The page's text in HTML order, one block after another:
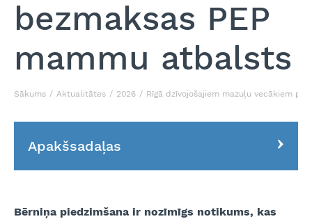
bezmaksas PEP
mammu atbalsts
Sākums Aktualitātes 2026 Rīgā dzīvojošajiem mazuļu vecākiem
Apakšsadaļas
Bērniņa piedzimšana ir nozīmīgs notikums, kas